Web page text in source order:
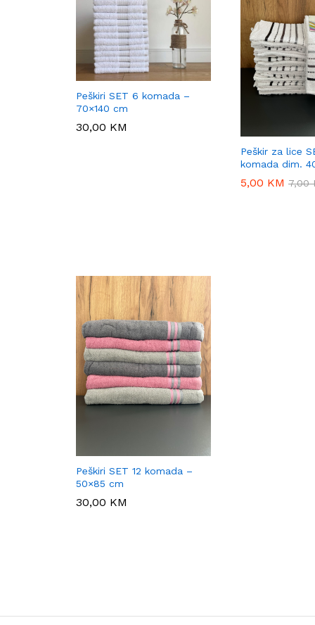
Peškiri SET 6 komada –
70×140 cm
30,00 KM
30,00 KM
Peškir za lice
komada dim.
5,00 KM 7,00
5,00 KM 7,00
Peškiri SET 12 komada –
50×85 cm
30,00 KM
30,00 KM